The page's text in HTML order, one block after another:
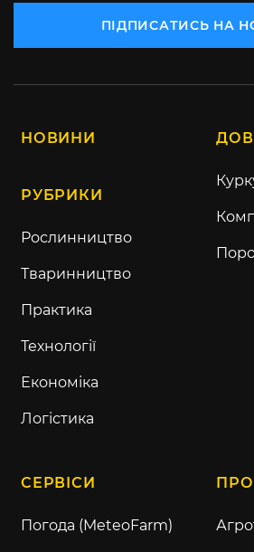
ПІДПИСАТИСЬ НА
НОВИНИ
РУБРИКИ
Рослинництво
Тваринництво
Практика
Технології
Економіка
Логістика
СЕРВІСИ
Погода (MeteoFarm)